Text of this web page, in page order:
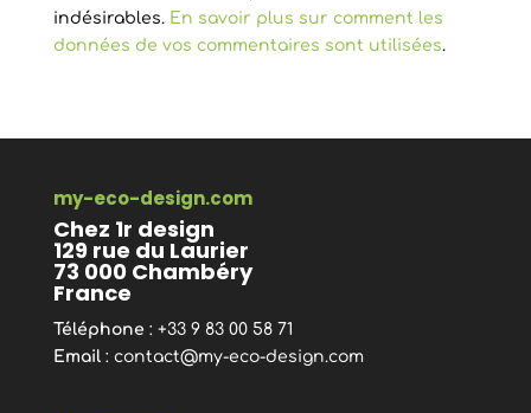
indésirables. En savoir plus sur comment les
données de vos commentaires sont utilisées.
my-eco-design.com
Chez 1r design
129 rue du Laurier
73 000 Chambéry
France
Téléphone : +33 9 83 00 58 71
Email: contact@my-eco-design.com